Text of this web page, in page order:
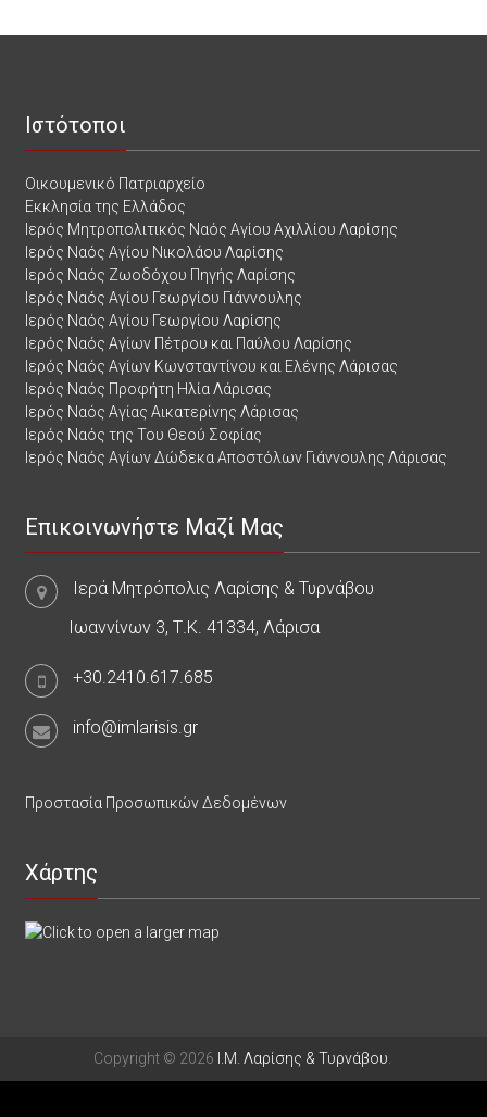
Ιστότοποι
Οικουμενικό Πατριαρχείο
Εκκλησία της Ελλάδος
Ιερός Μητροπολιτικός Ναός Αγίου Αχιλλίου Λαρίσης
Ιερός Ναός Αγίου Νικολάου Λαρίσης
Ιερός Ναός Ζωοδόχου Πηγής Λαρίσης
Ιερός Ναός Αγίου Γεωργίου Γιάννουλης
Ιερός Ναός Αγίου Γεωργίου Λαρίσης
Ιερός Ναός Αγίων Πέτρου και Παύλου Λαρίσης
Ιερός Ναός Αγίων Κωνσταντίνου και Ελένης Λάρισας
Ιερός Ναός Προφήτη Ηλία Λάρισας
Ιερός Ναός Αγίας Αικατερίνης Λάρισας
Ιερός Ναός της Του Θεού Σοφίας
Ιερός Ναός Αγίων Δώδεκα Αποστόλων Γιάννουλης Λάρισας
Επικοινωνήστε Μαζί Μας
Ιερά Μητρόπολις Λαρίσης & Τυρνάβου
Ιωαννίνων 3, Τ.Κ. 41334, Λάρισα
+30.2410.617.685
info@imlarisis.gr
Προστασία Προσωπικών Δεδομένων
Χάρτης
Copyright © 2026 Ι.Μ. Λαρίσης & Τυρνάβου